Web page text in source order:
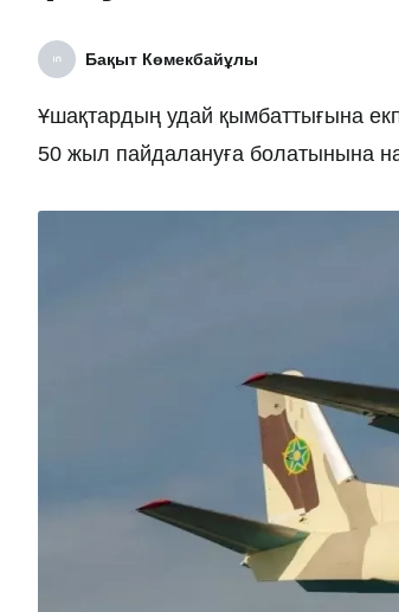
Бақыт Көмекбайұлы
Ұшақтардың удай қымбаттығына
50 жыл пайдалануға болатынына